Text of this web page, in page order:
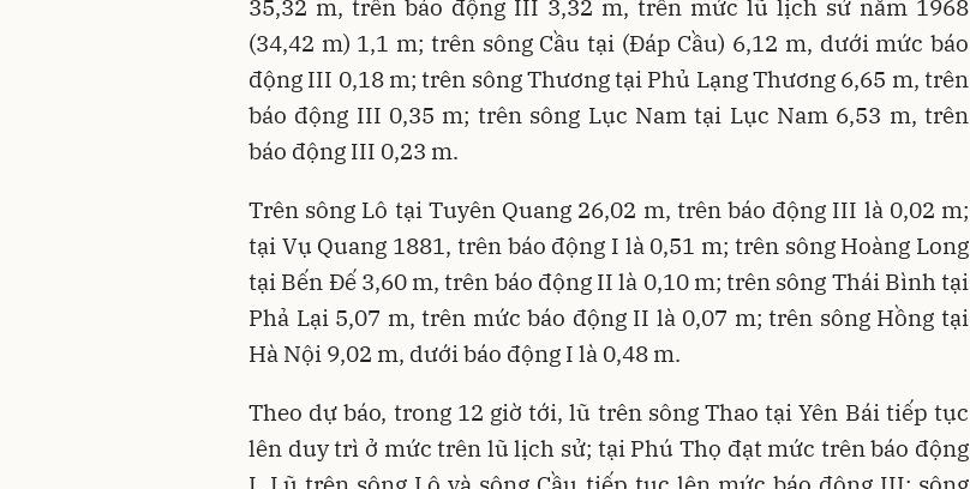
35,32 m, trên báo động III 3,32 m, trên mức lũ lịch sử năm 1968
(34,42 m) 1,1 m; trên sông Cầu tại (Đáp Cầu) 6,12 m, dưới mức báo
động III 0,18 m; trên sông Thương tại Phủ Lạng Thương 6,65 m, trên
báo động III 0,35 m; trên sông Lục Nam tại Lục Nam 6,53 m, trên
báo động III 0,23 m.
Trên sông Lô tại Tuyên Quang 26,02 m, trên báo động III là 0,02 m;
tại Vụ Quang 1881, trên báo động I là 0,51 m; trên sông Hoàng Long
tại Bến Đế 3,60 m, trên báo động II là 0,10 m; trên sông Thái Bình tại
Phả Lại 5,07 m, trên mức báo động II là 0,07 m; trên sông Hồng tại
Hà Nội 9,02 m, dưới báo động I là 0,48 m.
Theo dự báo, trong 12 giờ tới, lũ trên sông Thao tại Yên Bái tiếp tục
lên duy trì ở mức trên lũ lịch sử; tại Phú Thọ đạt mức trên báo động